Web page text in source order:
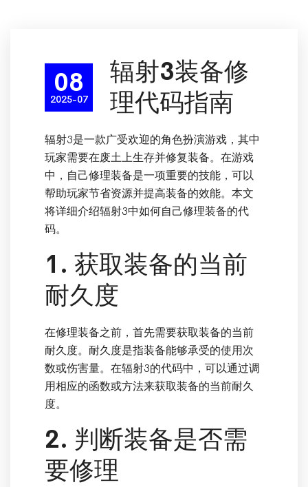
08
2025-07
辐射3装备修
理代码指南
辐射3是一款广受欢迎的角色扮演游戏，其中
玩家需要在废土上生存并修复装备。在游戏
中，自己修理装备是一项重要的技能，可以
帮助玩家节省资源并提高装备的效能。本文
将详细介绍辐射3中如何自己修理装备的代
码。
1. 获取装备的当前
耐久度
在修理装备之前，首先需要获取装备的当前
耐久度。耐久度是指装备能够承受的使用次
数或伤害量。在辐射3的代码中，可以通过调
用相应的函数或方法来获取装备的当前耐久
度。
2. 判断装备是否需
要修理